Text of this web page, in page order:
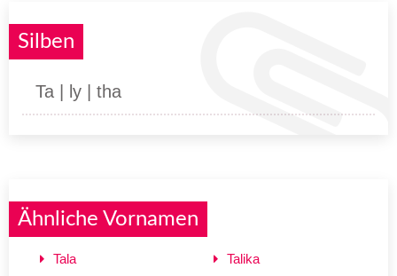
Silben
Ta | ly | tha
Ähnliche Vornamen
Tala
Talika